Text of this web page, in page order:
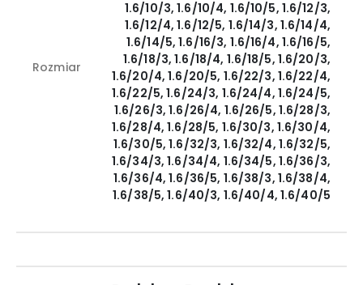
Rozmiar
1.6/10/3, 1.6/10/4, 1.6/10/5, 1.6/12/3,
1.6/12/4, 1.6/12/5, 1.6/14/3, 1.6/14/4,
1.6/14/5, 1.6/16/3, 1.6/16/4, 1.6/16/5,
1.6/18/3, 1.6/18/4, 1.6/18/5, 1.6/20/3,
1.6/20/4, 1.6/20/5, 1.6/22/3, 1.6/22/4,
1.6/22/5, 1.6/24/3, 1.6/24/4, 1.6/24/5,
1.6/26/3, 1.6/26/4, 1.6/26/5, 1.6/28/3,
1.6/28/4, 1.6/28/5, 1.6/30/3, 1.6/30/4,
1.6/30/5, 1.6/32/3, 1.6/32/4, 1.6/32/5,
1.6/34/3, 1.6/34/4, 1.6/34/5, 1.6/36/3,
1.6/36/4, 1.6/36/5, 1.6/38/3, 1.6/38/4,
1.6/38/5, 1.6/40/3, 1.6/40/4, 1.6/40/5